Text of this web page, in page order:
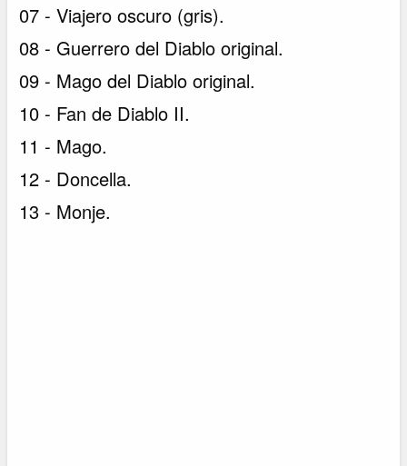
07 - Viajero oscuro (gris).
08 - Guerrero del Diablo original.
09 - Mago del Diablo original.
10 - Fan de Diablo II.
11 - Mago.
12 - Doncella.
13 - Monje.